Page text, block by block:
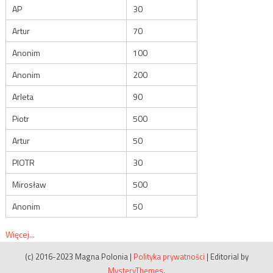
AP
30
Artur
70
Anonim
100
Anonim
200
Arleta
90
Piotr
500
Artur
50
PIOTR
30
Mirosław
500
Anonim
50
Więcej...
(c) 2016-2023 Magna Polonia | Polityka prywatności | Editorial by
MysteryThemes.